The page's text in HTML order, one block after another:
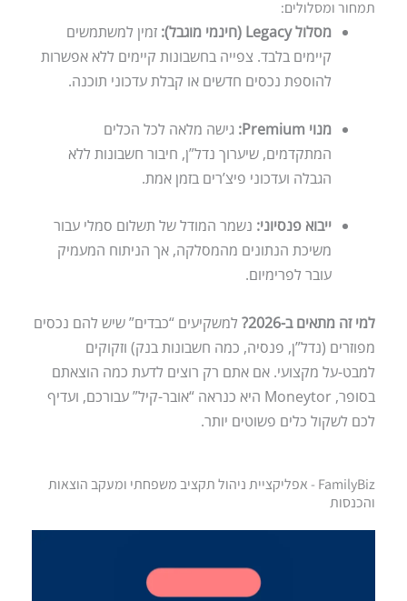
תמחור ומסלולים:
מסלול Legacy (חינמי מוגבל):
זמין למשתמשים
קיימים בלבד. צפייה בחשבונות קיימים ללא אפשרות
להוספת נכסים חדשים או קבלת עדכוני תוכנה.
מנוי Premium:
גישה מלאה לכל הכלים
המתקדמים, שיערוך נדל”ן, חיבור חשבונות ללא
הגבלה ועדכוני פיצ’רים בזמן אמת.
ייבוא פנסיוני: נשמר המודל של תשלום סמלי עבור
משיכת הנתונים מהמסלקה, אך הניתוח המעמיק
עובר לפרימיום.
למי זה מתאים ב-2026?
למשקיעים “כבדים” שיש להם נכסים
מפוזרים (נדל”ן, פנסיה, כמה חשבונות בנק) וזקוקים
למבט-על מקצועי. אם אתם רק רוצים לדעת כמה הוצאתם
בסופר, Moneytor היא כנראה “אובר-קיל” עבורכם, ועדיף
לכם לשקול כלים פשוטים יותר.
FamilyBiz - אפליקציית ניהול תקציב משפחתי ומעקב הוצאות
והכנסות